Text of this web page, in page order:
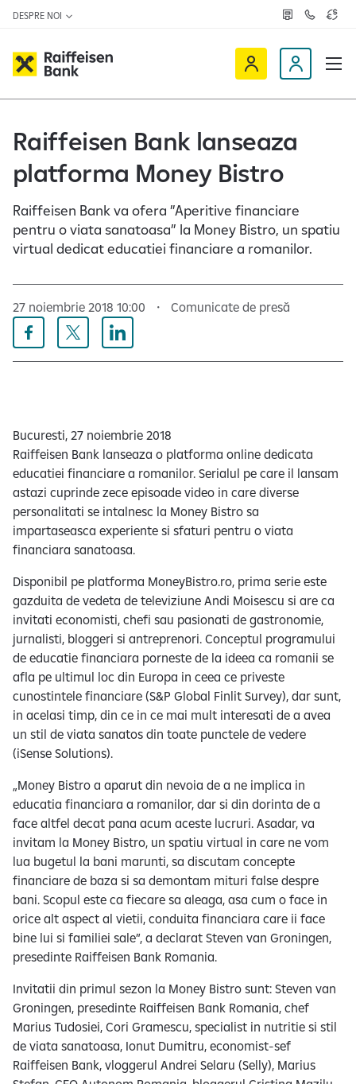
DESPRE NOI
R
a
C
c
C
s
v
R
f
e
i
s
e
n
n
l
e
D
n
l
i
e
t
Raiffeisen Bank lanseaza
platforma Money Bistro
Raiffeisen Bank va ofera ”Aperitive financiare
pentru o viata sanatoasa” la Money Bistro, un spatiu
virtual dedicat educatiei financiare a romanilor.
27 noiembrie 2018 10:00 Comunicate de presă
Bucuresti, 27 noiembrie 2018
Raiffeisen Bank lanseaza o platforma online dedicata
educatiei financiare a romanilor. Serialul pe care il lansam
astazi cuprinde zece episoade video in care diverse
personalitati se intalnesc la Money Bistro sa
impartaseasca experiente si sfaturi pentru o viata
financiara sanatoasa.
Disponibil pe platforma MoneyBistro.ro, prima serie este
gazduita de vedeta de televiziune Andi Moisescu si are ca
invitati economisti, chefi sau pasionati de gastronomie,
jurnalisti, bloggeri si antreprenori. Conceptul programului
de educatie financiara porneste de la ideea ca romanii se
afla pe ultimul loc din Europa in ceea ce priveste
cunostintele financiare (S&P Global Finlit Survey), dar sunt,
in acelasi timp, din ce in ce mai mult interesati de a avea
un stil de viata sanatos din toate punctele de vedere
(iSense Solutions).
„Money Bistro a aparut din nevoia de a ne implica in
educatia financiara a romanilor, dar si din dorinta de a
face altfel decat pana acum aceste lucruri. Asadar, va
invitam la Money Bistro, un spatiu virtual in care ne vom
lua bugetul la bani marunti, sa discutam concepte
financiare de baza si sa demontam mituri false despre
bani. Scopul este ca fiecare sa aleaga, asa cum o face in
orice alt aspect al vietii, conduita financiara care ii face
bine lui si familiei sale”, a declarat Steven van Groningen,
presedinte Raiffeisen Bank Romania.
Invitatii din primul sezon la Money Bistro sunt: Steven van
Groningen, presedinte Raiffeisen Bank Romania, chef
Marius Tudosiei, Cori Gramescu, specialist in nutritie si stil
de viata sanatoasa, Ionut Dumitru, economist-sef
Raiffeisen Bank, vloggerul Andrei Selaru (Selly), Marius